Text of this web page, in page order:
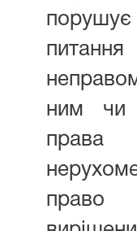
ним чи
права